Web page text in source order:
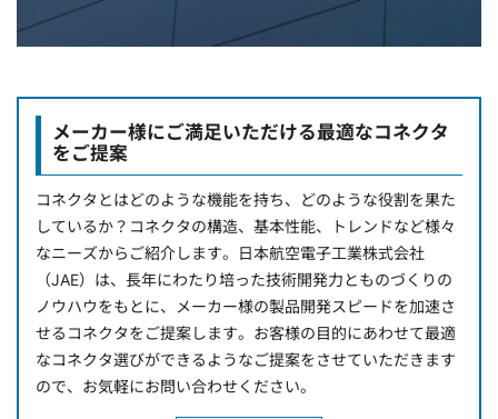
メーカー様にご満足いただける最適なコネクタ
をご提案
コネクタとはどのような機能を持ち、どのような役割を果た
しているか？コネクタの構造、基本性能、トレンドなど様々
なニーズからご紹介します。日本航空電子工業株式会社
（JAE）は、長年にわたり培った技術開発力とものづくりの
ノウハウをもとに、メーカー様の製品開発スピードを加速さ
せるコネクタをご提案します。お客様の目的にあわせて最適
なコネクタ選びができるようなご提案をさせていただきます
ので、お気軽にお問い合わせください。